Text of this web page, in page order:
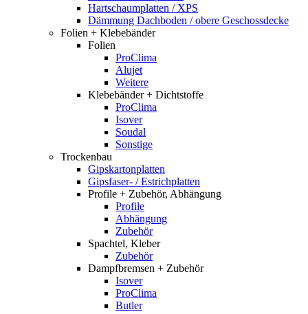
Hartschaumplatten / XPS
Dämmung Dachboden / obere Geschossdecke
Folien + Klebebänder
Folien
ProClima
Alujet
Weitere
Klebebänder + Dichtstoffe
ProClima
Isover
Soudal
Sonstige
Trockenbau
Gipskartonplatten
Gipsfaser- / Estrichplatten
Profile + Zubehör, Abhängung
Profile
Abhängung
Zubehör
Spachtel, Kleber
Zubehör
Dampfbremsen + Zubehör
Isover
ProClima
Butler